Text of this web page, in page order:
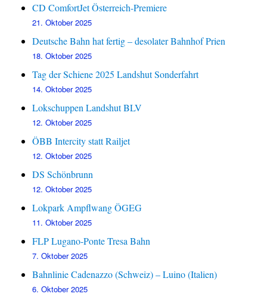
CD ComfortJet Österreich-Premiere
21. Oktober 2025
Deutsche Bahn hat fertig – desolater Bahnhof Prien
18. Oktober 2025
Tag der Schiene 2025 Landshut Sonderfahrt
14. Oktober 2025
Lokschuppen Landshut BLV
12. Oktober 2025
ÖBB Intercity statt Railjet
12. Oktober 2025
DS Schönbrunn
12. Oktober 2025
Lokpark Ampflwang ÖGEG
11. Oktober 2025
FLP Lugano-Ponte Tresa Bahn
7. Oktober 2025
Bahnlinie Cadenazzo (Schweiz) – Luino (Italien)
6. Oktober 2025